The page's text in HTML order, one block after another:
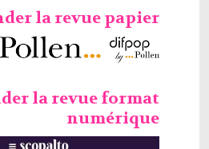
la revue papier
la revue format
numérique